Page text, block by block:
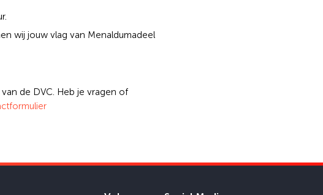
wij jouw vlag van Menaldumadeel
de DVC. Heb je vragen of